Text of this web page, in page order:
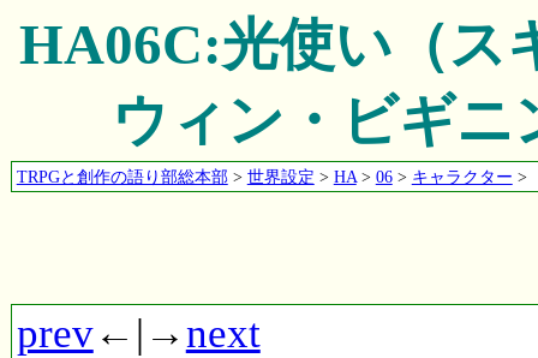
HA06C:光使い（ス
ウィン・ビギ
TRPGと創作の語り部総本部> 世界設定 > HA> 06> キャラクター >
prev←|→next